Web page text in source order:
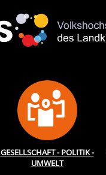
GESELLSCHAFT - POLITIK -
UMWELT